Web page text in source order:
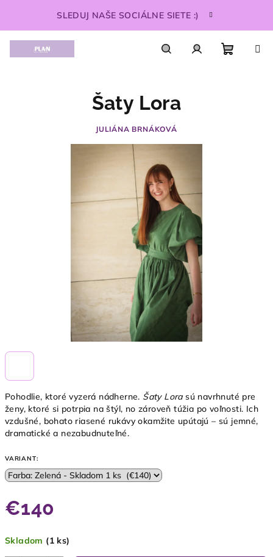
obsah
SLEDUJ NAŠE SOCIÁLNE SIETE :)
Pohodlie, ktoré vyzerá nádherne. Šaty Lorasú navrhnuté pre
ženy, ktoré si potrpia na štýl, no zároveň túžia po voľnosti. Ich
vzdušné, bohato riasené rukávy okamžite upútajú – sú jemné,
dramatické a nezabudnuteľné.
VARIANT:
€140
cena:
Skladom (1 ks)
Šaty Lora
JULIÁNA BRNÁKOVÁ